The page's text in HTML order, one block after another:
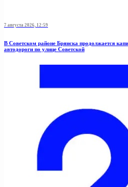
7 августа 2026, 12:59
В Советском районе Брянска продолжается
автодороги по улице Советской